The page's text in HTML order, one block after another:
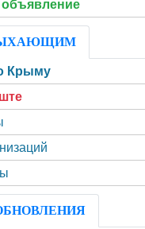
объявление
Крыму